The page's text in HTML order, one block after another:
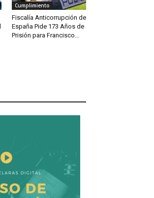
Cumplimiento
Fiscalía Anticorrupción de
España Pide 173 Años de
Prisión para Francisco...